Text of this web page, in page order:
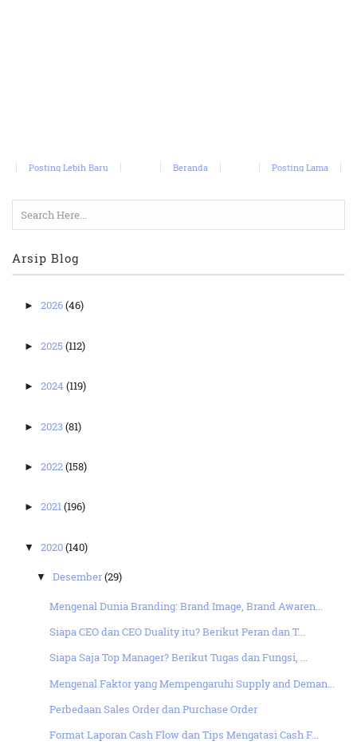
Posting Lebih Baru Posting Lama
Beranda
Arsip Blog
► 2026(46)
► 2025 (112)
► 2024 (119)
► 2023(81)
► 2022(158)
► 2021(196)
▼ 2020(140)
▼Desember(29)
Mengenal Dunia Branding: Brand Image, Brand Awaren...
Siapa CEO dan CEO Duality itu? Berikut Peran dan T...
Siapa Saja Top Manager? Berikut Tugas dan Fungsi, ...
Mengenal Faktor yang Mempengaruhi Supply and Deman...
Perbedaan Sales Order dan Purchase Order
Format Laporan Cash Flow dan Tips Mengatasi Cash F...